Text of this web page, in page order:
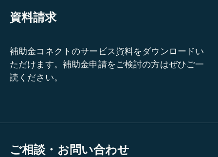
資料請求
補助金コネクトのサービス資料をダウンロードい
ただけます。補助金申請をご検討の方はぜひご一
読ください。
ご相談・お問い合わせ